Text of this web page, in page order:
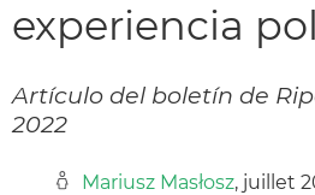
experiencia
Artículo del boletín de
2022
Mariusz Masłosz, juillet